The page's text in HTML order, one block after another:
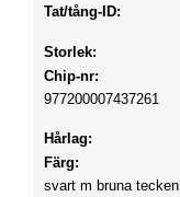
Tat/tång-ID:
Storlek:
Chip-nr:
977200007437261
Hårlag:
Färg:
svart m bruna tecken